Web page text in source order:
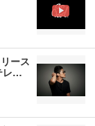
ース
レ…